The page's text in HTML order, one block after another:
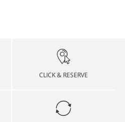
CLICK & RESERVE